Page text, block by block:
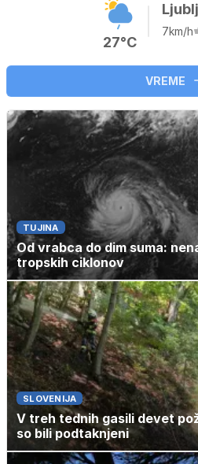
27°C
7km/h
VREME
TUJINA
Od vrabca do dim suma:
tropskih ciklonov
SLOVENIJA
V treh tednih gasili devet
so bili podtaknjeni